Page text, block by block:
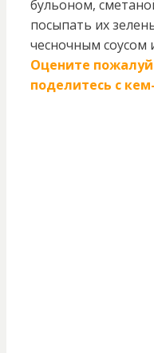
бульоном,
посыпать их
чесночным соусом
Оцените
поделитесь с